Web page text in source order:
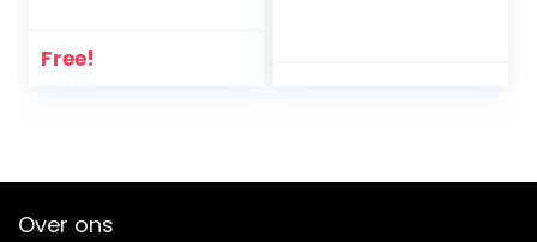
vrouwen, mannen,
voorgevormde
voor comfortabel
Free!
Polyester Roze
Over ons